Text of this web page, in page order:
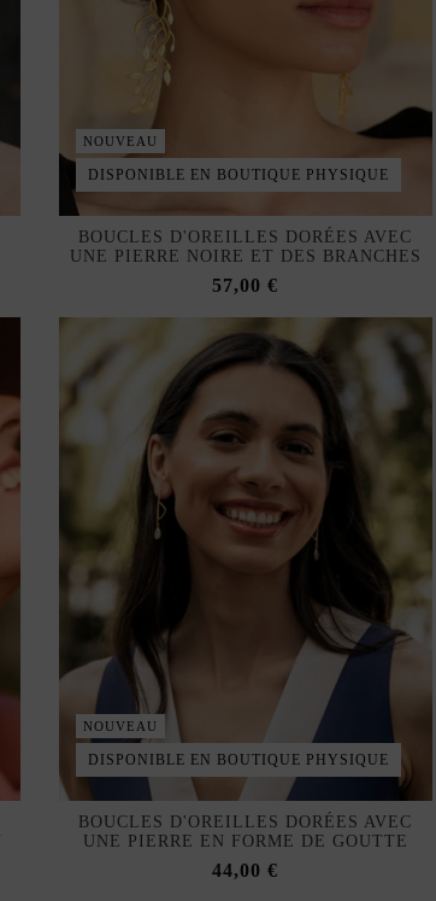
NOUVEAU
DISPONIBLE EN BOUTIQUE PHYSIQUE
BOUCLES D'OREILLES DORÉES AVEC
UNE PIERRE NOIRE ET DES BRANCHES
57,00 €
NOUVEAU
DISPONIBLE EN BOUTIQUE PHYSIQUE
BOUCLES D'OREILLES DORÉES AVEC
UNE PIERRE EN FORME DE GOUTTE
44,00 €